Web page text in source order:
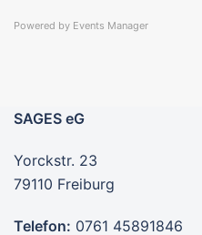
Powered by Events Manager
SAGES eG
Yorckstr. 23
79110 Freiburg
Telefon: 0761 45891846